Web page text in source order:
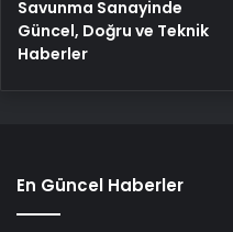
Savunma Sanayinde
Güncel, Doğru ve Teknik
Haberler
En Güncel Haberler